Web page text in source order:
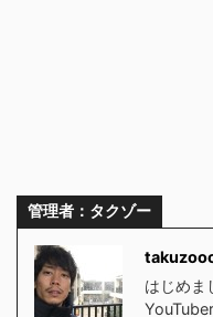
管理者：タクゾー
はじめま